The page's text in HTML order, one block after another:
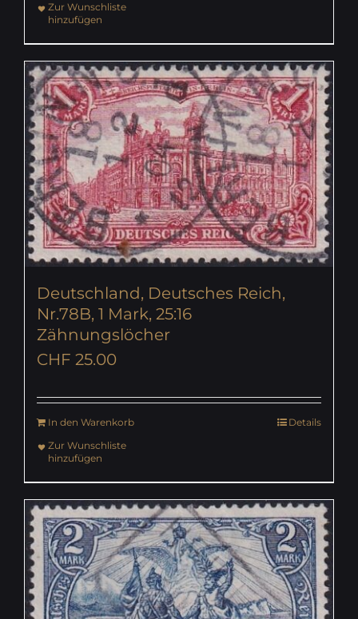
Zur Wunschliste
hinzufügen
Deutschland, Deutsches Reich,
Nr.78B, 1 Mark, 25:16
Zähnungslöcher
CHF 25.00
In den Warenkorb
Details
Zur Wunschliste
hinzufügen